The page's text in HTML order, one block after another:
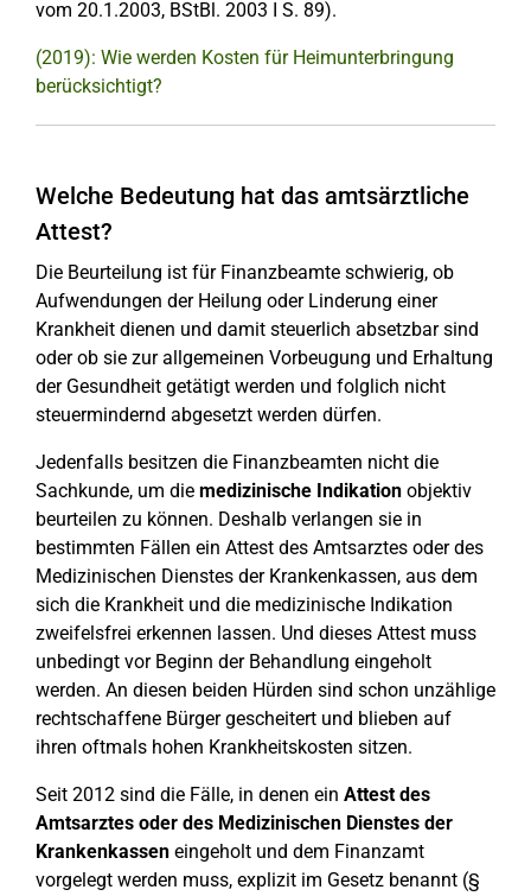
vom 20.1.2003, BStBl. 2003 I S. 89).
(2019): Wie werden Kosten für Heimunterbringung
berücksichtigt?
Welche Bedeutung hat das amtsärztliche
Attest?
Die Beurteilung ist für Finanzbeamte schwierig, ob
Aufwendungen der Heilung oder Linderung einer
Krankheit dienen und damit steuerlich absetzbar sind
oder ob sie zur allgemeinen Vorbeugung und Erhaltung
der Gesundheit getätigt werden und folglich nicht
steuermindernd abgesetzt werden dürfen.
Jedenfalls besitzen die Finanzbeamten nicht die
Sachkunde, um die medizinische Indikation objektiv
beurteilen zu können. Deshalb verlangen sie in
bestimmten Fällen ein Attest des Amtsarztes oder des
Medizinischen Dienstes der Krankenkassen, aus dem
sich die Krankheit und die medizinische Indikation
zweifelsfrei erkennen lassen. Und dieses Attest muss
unbedingt vor Beginn der Behandlung eingeholt
werden. An diesen beiden Hürden sind schon unzählige
rechtschaffene Bürger gescheitert und blieben auf
ihren oftmals hohen Krankheitskosten sitzen.
Seit 2012 sind die Fälle, in denen ein Attest des
Amtsarztes oder des Medizinischen Dienstes der
Krankenkassen eingeholt und dem Finanzamt
vorgelegt werden muss, explizit im Gesetz benannt (§